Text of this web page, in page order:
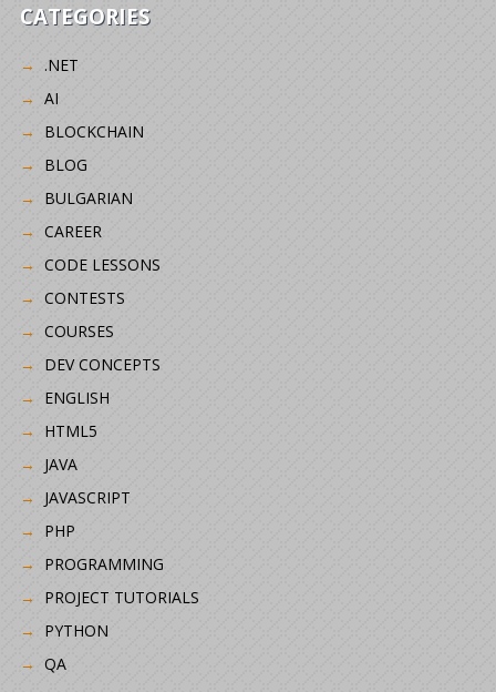
CATEGORIES
.NET
AI
BLOCKCHAIN
BLOG
BULGARIAN
CAREER
CODE LESSONS
CONTESTS
COURSES
DEV CONCEPTS
ENGLISH
HTML5
JAVA
JAVASCRIPT
PHP
PROGRAMMING
PROJECT TUTORIALS
PYTHON
QA